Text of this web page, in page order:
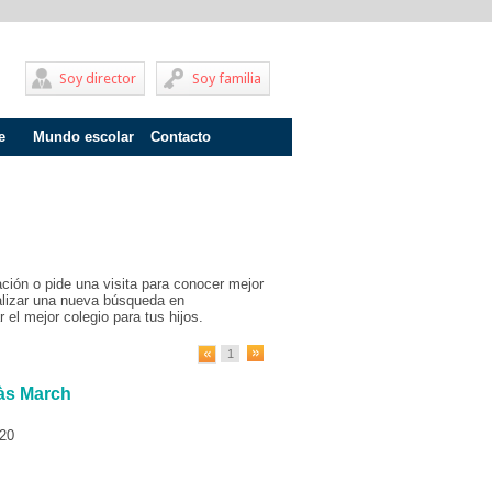
Soy familia
Soy director
Mundo escolar
Fracaso escolar
Acoso escolar
Contacto
o pide una visita para conocer mejor
una nueva búsqueda en
el mejor colegio para tus hijos.
1
March